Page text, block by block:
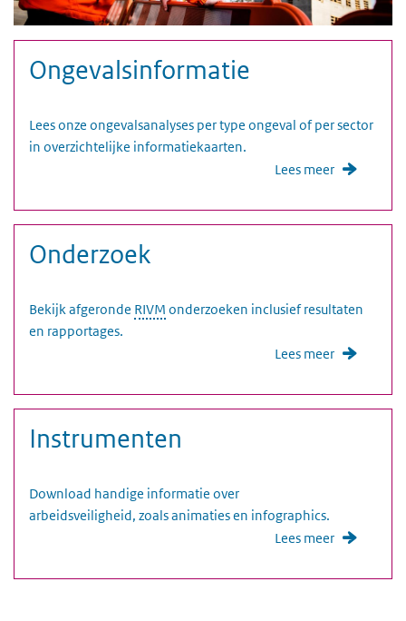
Media trefwoorden
FotoOngevalsinformatie
Lees onze ongevalsanalyses per type ongeval of per sector
in overzichtelijke informatiekaarten.
Lees meer
Onderzoek
Bekijk afgeronde RIVM onderzoeken inclusief resultaten
en rapportages.
Lees meer
Instrumenten
Download handige informatie over
arbeidsveiligheid, zoals animaties en infographics.
Lees meer